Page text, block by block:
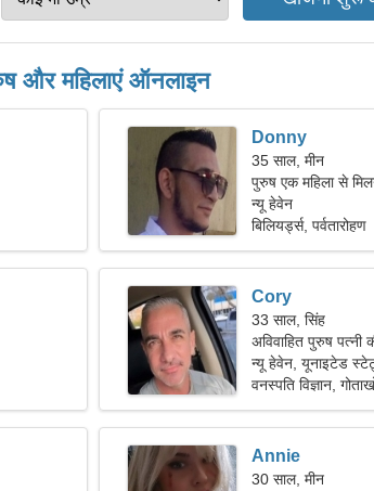
और महिलाएं ऑनलाइन
Donny
35 साल, मीन
पुरुष एक महिला से
न्यू हेवेन
बिलियर्ड्स, पर्वतारोहण
Cory
33 साल, सिंह
अविवाहित पुरुष पत्नी
न्यू हेवेन, यूनाइटेड
वनस्पति विज्ञान,
Annie
30 साल, मीन